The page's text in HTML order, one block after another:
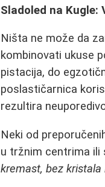
Sladoled na Kugle:
Ništa ne može da
kombinovati ukuse
pistacija, do
poslastičarnica
rezultira
Neki od
u tržnim centrima ili
kremast, bez kristala